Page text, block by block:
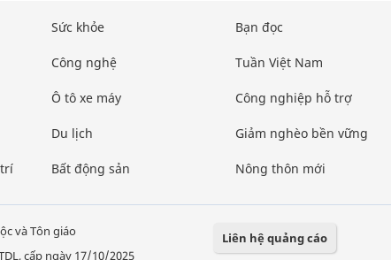
Sức khỏe
Công nghệ
Ô tô xe máy
Du lịch
Bất động sản
Bạn đọc
Tuần Việt Nam
Công nghiệp hỗ trợ
Giảm nghèo bền vững
Nông thôn mới
và Tôn giáo
cấp ngày 17/10/2025
Liên hệ quảng cáo